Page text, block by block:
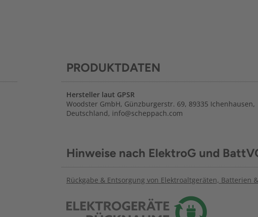
PRODUKTDATEN
Hersteller laut GPSR
Woodster GmbH, Günzburgerstr. 69, 89335 Ichenhausen,
Deutschland, info@scheppach.com
Hinweise nach ElektroG und
Rückgabe & Entsorgung von Elektroaltgeräten, Batterien